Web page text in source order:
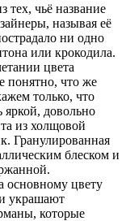
тех, чьё название
называя её
ни одно
или крокодила.
цвета
понятно, что же
только, что
яркой, довольно
из холщовой
Гранулированная
блеском и
основному цвету
украшают
которые